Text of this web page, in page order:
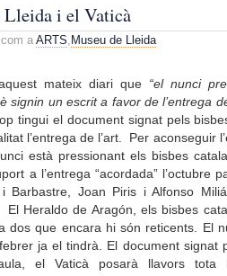
Lleida i el Vaticà
a ARTS Museu de Lleida
mateix diari que “el nunci
signin un escrit a favor de l’entrega
tingui el document signat pels
l’entrega de l’art. Per aconseguir
està pressionant els bisbes
a l’entrega “acordada” l’octubre
Barbastre, Joan Piris i Alfonso
Heraldo de Aragón, els bisbes
dos que encara hi són reticents. El
ja el tindrà. El document signat
el Vaticà posarà llavors tota